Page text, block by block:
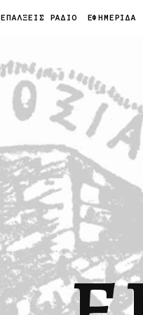
ΕΠΑΛΞΕΙΣ ΡΑΔΙΟ ΕΦΗΜΕΡΙΔΑ